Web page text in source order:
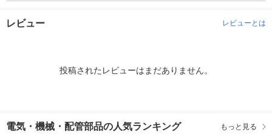
レビュー レビューとは
投稿されたレビューはまだありません。
電気・機械・配管部品の人気ランキング もっと見る